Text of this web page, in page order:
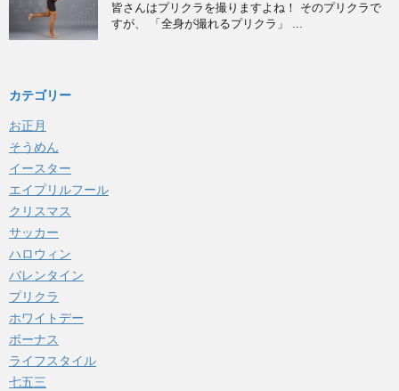
皆さんはプリクラを撮りますよね！ そのプリクラで
すが、 「全身が撮れるプリクラ」 ...
カテゴリー
お正月
そうめん
イースター
エイプリルフール
クリスマス
サッカー
ハロウィン
バレンタイン
プリクラ
ホワイトデー
ボーナス
ライフスタイル
七五三